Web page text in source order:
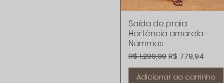
Visualização rápida
Saída de praia
Hortência amarela -
Nammos
Preço normal
R$ 1.299,90Preço
R$ 779,94
Adicionar ao carrinho